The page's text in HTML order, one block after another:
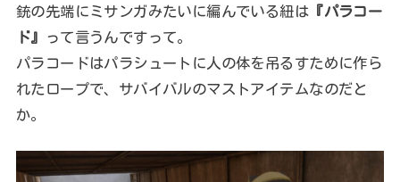
銃の先端にミサンガみたいに編んでいる紐は 『パラコー
ド』
って言うんですって。
パラコードはパラシュートに人の体を吊るすために作ら
れたロープで、サバイバルのマストアイテムなのだと
か。